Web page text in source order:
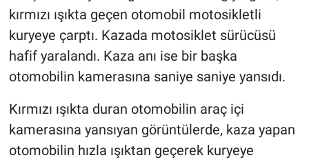
kırmızı ışıkta geçen otomobil motosikletli
kuryeye çarptı. Kazada motosiklet sürücüsü
hafif yaralandı. Kaza anı ise bir başka
otomobilin kamerasına saniye saniye yansıdı.
Kırmızı ışıkta duran otomobilin araç içi
kamerasına yansıyan görüntülerde, kaza yapan
otomobilin hızla ışıktan geçerek kuryeye